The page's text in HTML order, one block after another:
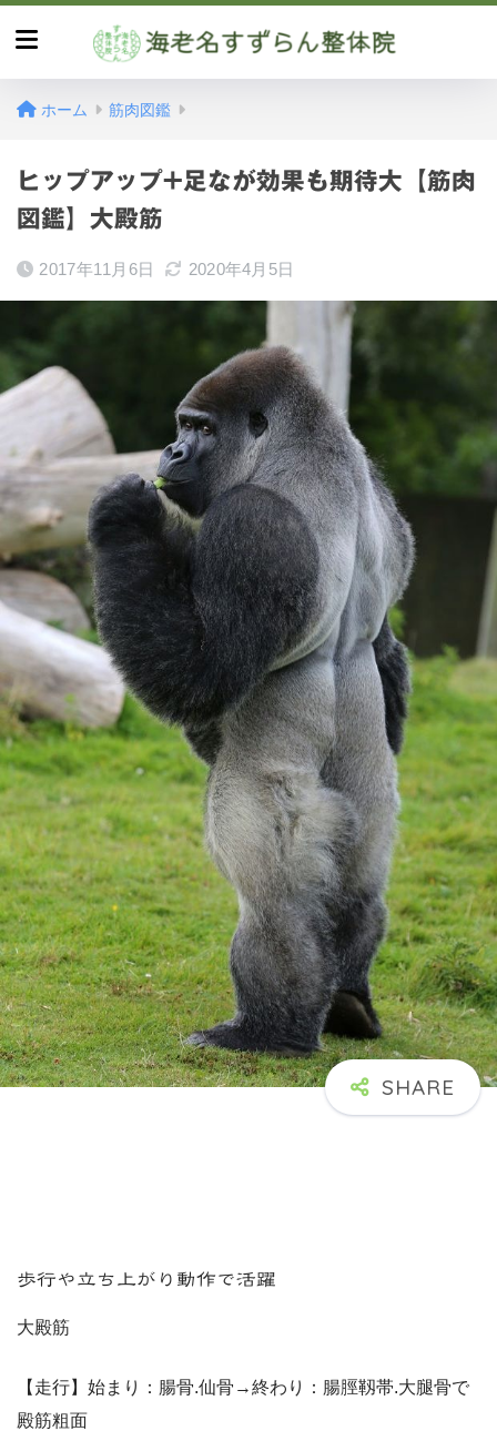
ホーム 筋肉図鑑
ヒップアップ+足なが効果も期待大【筋肉
図鑑】大殿筋
2017年11月6日 2020年4月5日
歩行や立ち上がり動作で活躍
大殿筋
【走行】始まり：腸骨.仙骨→終わり：腸脛靱帯.大腿骨で
殿筋粗面